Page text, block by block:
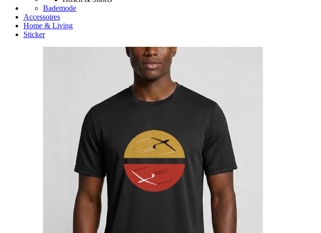
Bademode
Accessoires
Home & Living
Sticker